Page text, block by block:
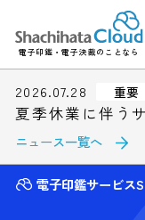
電子印鑑・電子決裁のことなら
2026.07.28 重要
夏季休業に伴う
ニュース一覧へ
電子印鑑サービ